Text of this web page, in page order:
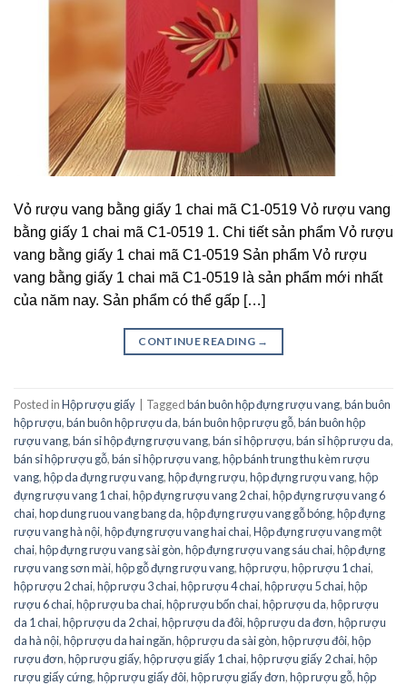
Vỏ rượu vang bằng giấy 1 chai mã C1-0519 Vỏ rượu vang
bằng giấy 1 chai mã C1-0519 1. Chi tiết sản phẩm Vỏ rượu
vang bằng giấy 1 chai mã C1-0519 Sản phẩm Vỏ rượu
vang bằng giấy 1 chai mã C1-0519 là sản phẩm mới nhất
của năm nay. Sản phẩm có thể gấp […]
CONTINUE READING →
Posted inHộp rượu giấy Taggedbán buôn hộp đựng rượu vang,bán buôn
hộp rượu,bán buôn hộp rượu da,bán buôn hộp rượu gỗ,bán buôn hộp
rượu vang,bán sỉ hộp đựng rượu vang,bán sỉ hộp rượu,bán sỉ hộp rượu da,
bán sỉ hộp rượu gỗ,bán sỉ hộp rượu vang,hộp bánh trung thu kèm rượu
vang,hộp da đựng rượu vang,hộp đựng rượu,hộp đựng rượu vang,hộp
đựng rượu vang 1 chai,hộp đựng rượu vang 2 chai,hộp đựng rượu vang 6
chai,hop dung ruou vang bang da,hộp đựng rượu vang gỗ bóng,hộp đựng
rượu vang hà nội,hộp đựng rượu vang hai chai,Hộp đựng rượu vang một
chai,hộp đựng rượu vang sài gòn,hộp đựng rượu vang sáu chai,hộp đựng
rượu vang sơn mài,hộp gỗ đựng rượu vang,hộp rượu,hộp rượu 1 chai,
hộp rượu 2 chai,hộp rượu 3 chai,hộp rượu 4 chai,hộp rượu 5 chai,hộp
rượu 6 chai,hộp rượu ba chai,hộp rượu bốn chai,hộp rượu da,hộp rượu
da 1 chai,hộp rượu da 2 chai,hộp rượu da đôi,hộp rượu da đơn,hộp rượu
da hà nội,hộp rượu da hai ngăn,hộp rượu da sài gòn,hộp rượu đôi,hộp
rượu đơn,hộp rượu giấy,hộp rượu giấy 1 chai,hộp rượu giấy 2 chai,hộp
rượu giấy cứng,hộp rượu giấy đôi,hộp rượu giấy đơn,hộp rượu gỗ,hộp